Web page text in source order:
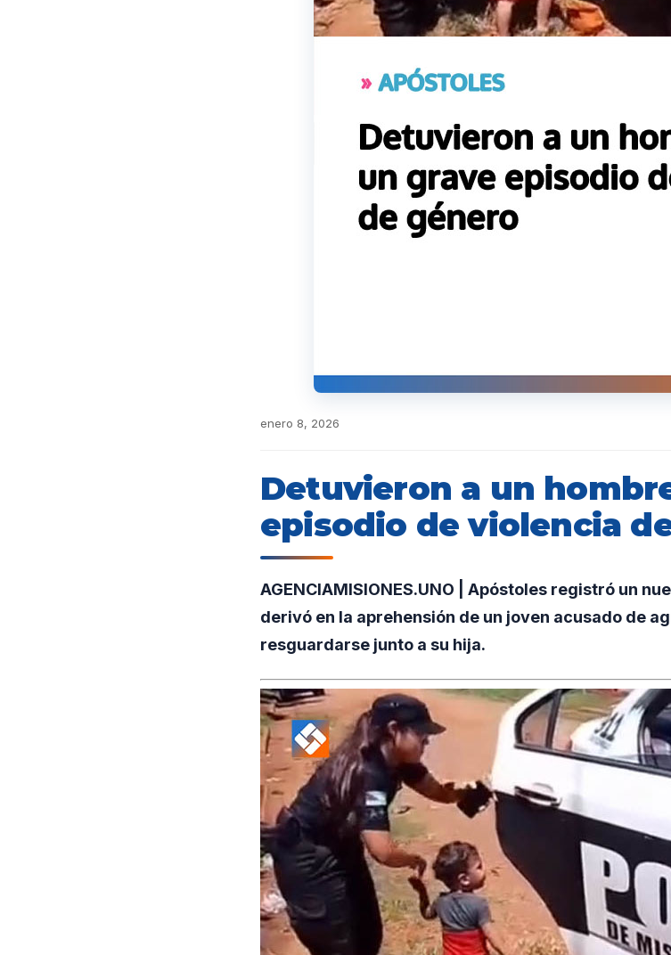
enero 8, 2026
Detuvieron a un
episodio de violencia
AGENCIAMISIONES.UNO | Apóstoles registró un
derivó en la aprehensión de un joven acusado de
resguardarse junto a su hija.